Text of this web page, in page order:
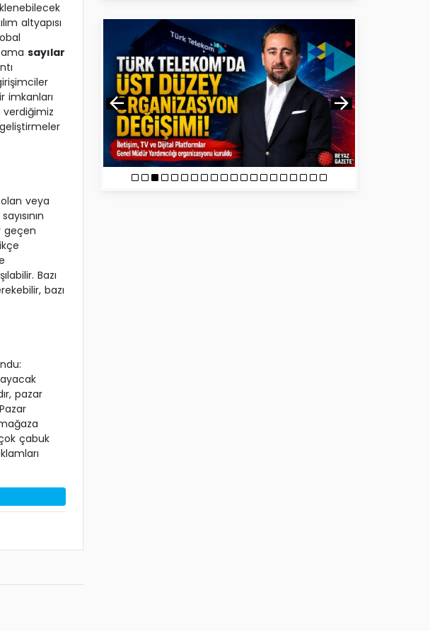
altyapısı
sayılar
imkanları
verdiğimiz
veya
geçen
Bazı
bazı
pazar
çabuk